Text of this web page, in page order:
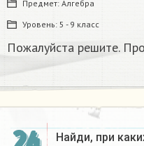
Предмет: Алгебра
Уровень: 5 - 9 класс
Пожалуйста решите.
Найди, при